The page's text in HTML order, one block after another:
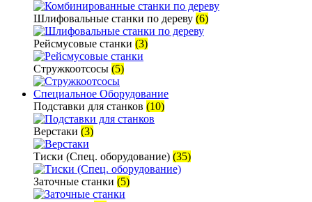
Шлифовальные станки по дереву (6)
Рейсмусовые станки (3)
Стружкоотсосы (5)
Специальное Оборудование
Подставки для станков (10)
Верстаки (3)
Тиски (Спец. оборудование) (35)
Заточные станки (5)